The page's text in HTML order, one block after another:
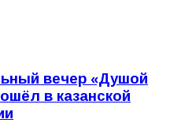
вечер «Душой
в казанской